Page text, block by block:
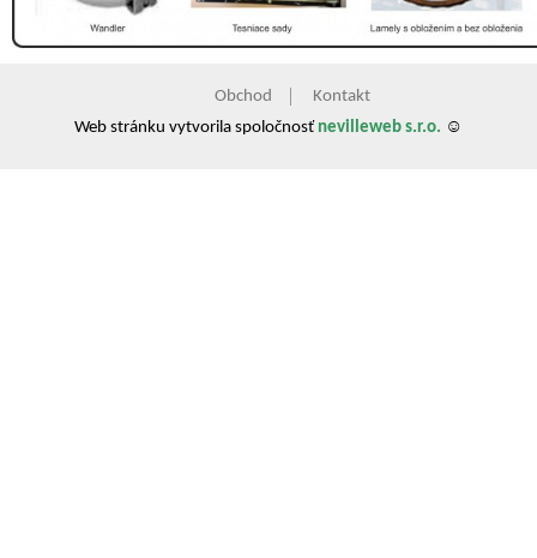
Obchod
Kontakt
Web stránku vytvorila spoločnosť nevilleweb s.r.o. ☺